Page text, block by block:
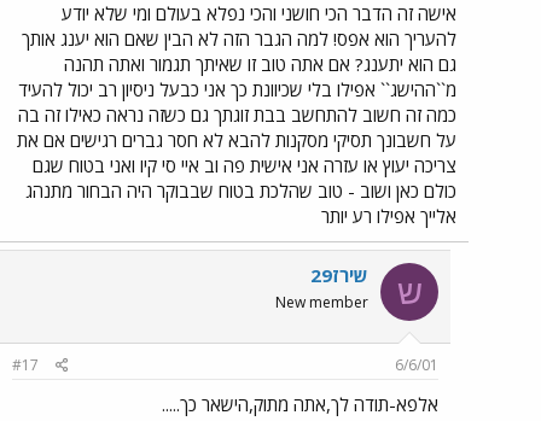
אישה זה הדבר הכי חושני והכי נפלא בעולם ומי שלא יודע
להעריך הוא אפס! למה הגבר הזה לא הבין שאם הוא יענג אותך
גם הוא יתענג? אם אתה טוב זו שאיתך תגמור ואתה תהנה
מ``ההישג`` אפילו בלי שכיוונת כך אני כבעל ניסיון רב יכול להעיד
כמה זה חשוב להתחשב בבת זוגתך גם כשזה נראה כאילו זה בה
על חשבונך תסיקי מסקנות להבא לא חסר גברים רגישים אם את
צריכה יעוץ או עזרה אני אישית פה וב איי סי קיו ואני בטוח שגם
כולם כאן ושוב - טוב שהלכת בטוח שבבוקר היה הבחור מתנהג
אלייך אפילו רע יותר
ש שירז29
New member
6/6/01
#17
אלפא-תודה לך,אתה מתוק,הישאר כך.....